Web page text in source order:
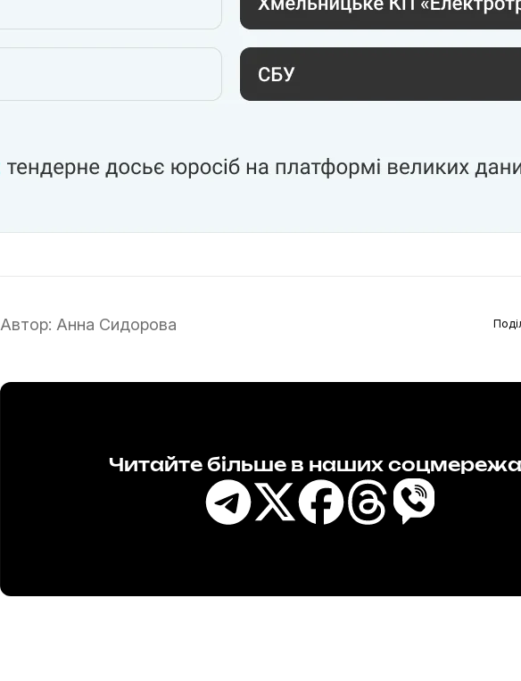
Автор: Анна Сидорова
Читайте більше в наших